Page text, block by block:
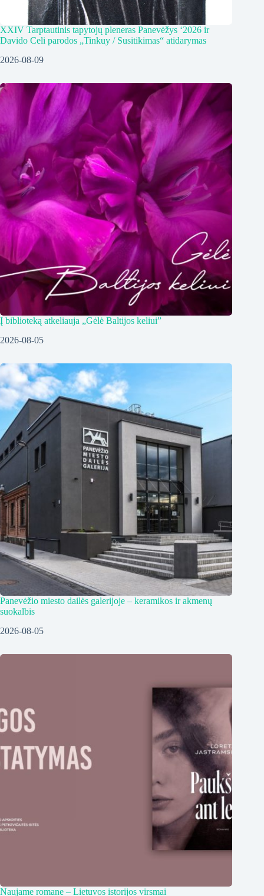
XXIV Tarptautinis tapytojų pleneras Panevėžys ‘2026 ir
Davido Celi parodos „Tinkuy / Susitikimas“ atidarymas
2026-08-09
Į biblioteką atkeliauja „Gėlė Baltijos keliui”
2026-08-05
Panevėžio miesto dailės galerijoje – keramikos ir akmenų
suokalbis
2026-08-05
Naujame romane – Lietuvos istorijos virsmai